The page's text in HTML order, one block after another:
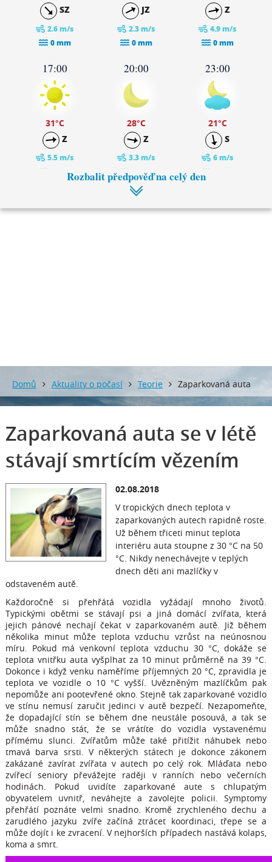
SZ
2.6 m/s
0 mm
JZ
2.3 m/s
0 mm
Z
4.9 m/s
0 mm
17:00
31°C
Z
5.5 m/s
0 mm
20:00
28°C
Z
3.3 m/s
0 mm
23:00
21°C
S
6 m/s
Rozbalit předpověď na celý den
Domů Aktuality o počasí Teorie Zaparkovaná auta
se v létě stávají smrtícím vězením
Zaparkovaná auta se v létě
stávají smrtícím vězením
02.08.2018
V tropických dnech teplota v
zaparkovaných autech rapidně roste.
Už během třiceti minut teplota
interiéru auta stoupne z 30 °C na 50
°C. Nikdy nenechávejte v teplých
dnech děti ani mazlíčky v
odstaveném autě.
Každoročně si přehřátá vozidla vyžádají mnoho životů.
Typickými obětmi se stávají psi a jiná domácí zvířata, která
jejich pánové nechají čekat v zaparkovaném autě. Již během
několika minut může teplota vzduchu vzrůst na neúnosnou
míru. Pokud má venkovní teplota vzduchu 30 °C, dokáže se
teplota vnitřku auta vyšplhat za 10 minut průměrně na 39 °C.
Dokonce i když venku naměříme příjemných 20 °C, zpravidla je
teplota ve vozidle o 10 °C vyšší. Uvězněným mazlíčkům pak
nepomůže ani pootevřené okno. Stejně tak zaparkované vozidlo
ve stínu nemusí zaručit jedinci v autě bezpečí. Nezapomeňte,
že dopadající stín se během dne neustále posouvá, a tak se
může snadno stát, že se vrátíte do vozidla vystavenému
přímému slunci. Zvířatům může také přitížit náhubek nebo
tmavá barva srsti. V některých státech je dokonce zákonem
zakázané zavírat zvířata v autech po celý rok. Mláďata nebo
zvířecí seniory převážejte raději v ranních nebo večerních
hodinách. Pokud uvidíte zaparkované aute s chlupatým
obyvatelem uvnitř, neváhejte a zavolejte policii. Symptomy
přehřátí poznáte velmi snadno. Kromě zrychleného dechu a
zarudlého jazyku zvíře začíná ztrácet koordinaci, třepe se a
může dojít i ke zvracení. V nejhorších případech nastává kolaps,
koma a smrt.